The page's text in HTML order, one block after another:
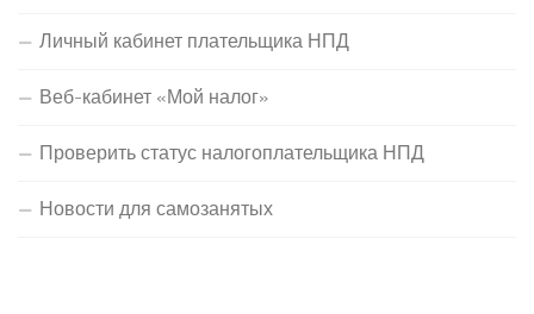
Личный кабинет плательщика НПД
Веб-кабинет «Мой налог»
Проверить статус налогоплательщика НПД
Новости для самозанятых